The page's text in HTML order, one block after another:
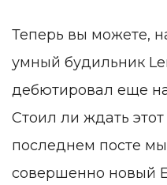
Теперь вы можете,
умный будильник
дебютировал еще
Стоил ли ждать
последнем посте
совершенно новый